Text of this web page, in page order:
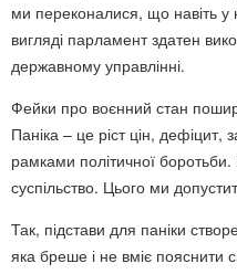
ми переконалися, що навіть
вигляді парламент здатен
державному управлінні.
Фейки про воєнний стан
Паніка – це ріст цін,
рамками політичної
суспільство. Цього ми
Так, підстави для паніки
яка бреше і не вміє пояснити